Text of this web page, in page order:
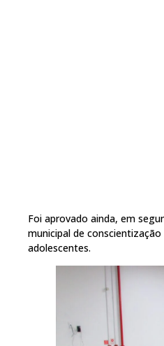
Foi aprovado ainda, em
municipal de
adolescentes.